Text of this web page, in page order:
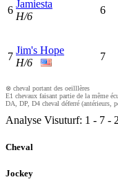
6
Jamiesta
H/6
6
7
Jim's Hope
H/6
7
⊗ cheval portant des oeilllères
E1 chevaux faisant partie de la même
DA, DP, D4 cheval déferré (antérieurs,
Analyse Visuturf: 1 - 7 - 2
Cheval
Jockey